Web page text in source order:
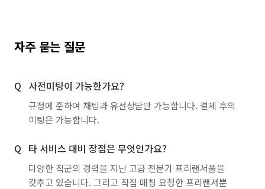
자주 묻는 질문
사전미팅이 가능한가요?
규정에 준하여 채팅과 유선상담만 가능합니다. 결제 후의
미팅은 가능합니다.
타 서비스 대비 장점은 무엇인가요?
다양한 직군의 경력을 지닌 고급 전문가 프리랜서풀을
갖추고 있습니다. 그리고 직접 매칭 요청한 프리랜서뿐